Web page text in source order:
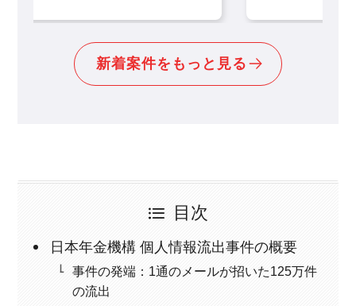
新着案件をもっと見る
目次
日本年金機構 個人情報流出事件の概要
事件の発端：1通のメールが招いた125万件
の流出